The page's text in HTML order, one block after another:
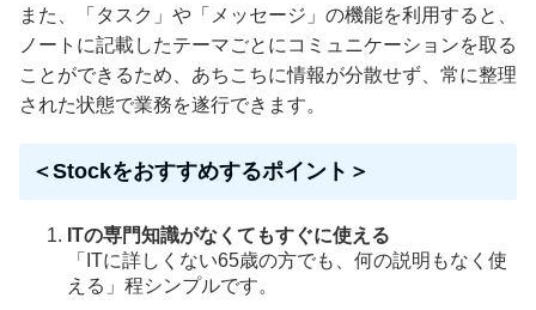
また、「タスク」や「メッセージ」の機能を利用すると、
ノートに記載したテーマごとにコミュニケーションを取る
ことができるため、あちこちに情報が分散せず、常に整理
された状態で業務を遂行できます。
＜Stockをおすすめするポイント＞
ITの専門知識がなくてもすぐに使える
「ITに詳しくない65歳の方でも、何の説明もなく使
える」程シンプルです。